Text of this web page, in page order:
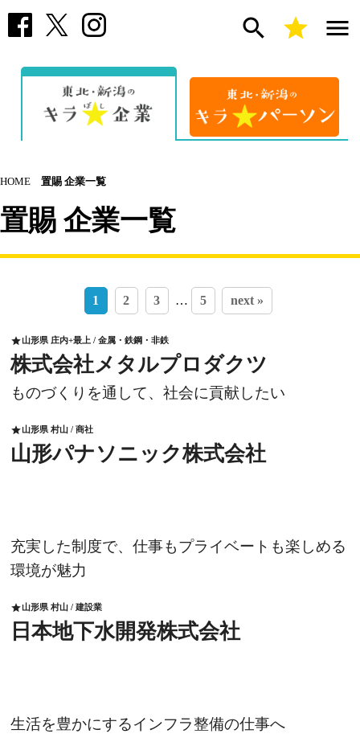
search star menu
HOME 置賜 企業一覧
置賜 企業一覧
1 2 3 … 5 next »
star山形県 庄内+最上 / 金属・鉄鋼・非鉄
株式会社メタルプロダクツ
ものづくりを通して、社会に貢献したい
star山形県 村山 / 商社
山形パナソニック株式会社
充実した制度で、仕事もプライベートも楽しめる
環境が魅力
star山形県 村山 / 建設業
日本地下水開発株式会社
生活を豊かにするインフラ整備の仕事へ